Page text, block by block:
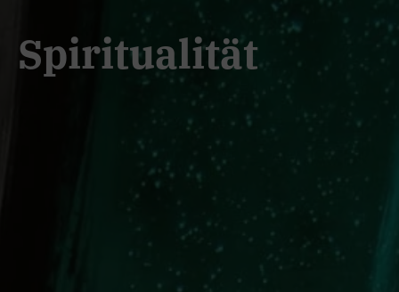
Spiritualität